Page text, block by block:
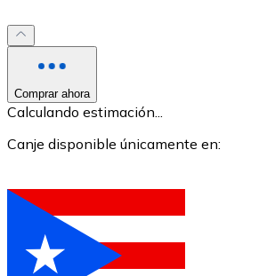
Ver todo
Comprar con efectivo
Transferencia SEPA
Añade fondos a tu cuenta
Comprar ahora
Calculando estimación...
Canje disponible únicamente en: